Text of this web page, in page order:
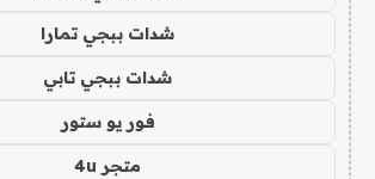
شدات ببجي تمارا
شدات ببجي تابي
فور يو ستور
متجر 4u